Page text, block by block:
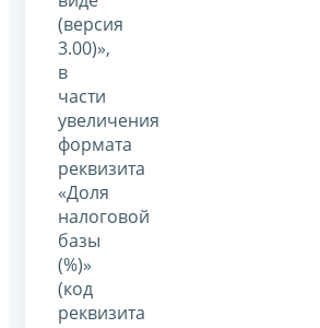
(версия
3.00)»,
в
части
увеличения
формата
реквизита
«Доля
налоговой
базы
(%)»
(код
реквизита